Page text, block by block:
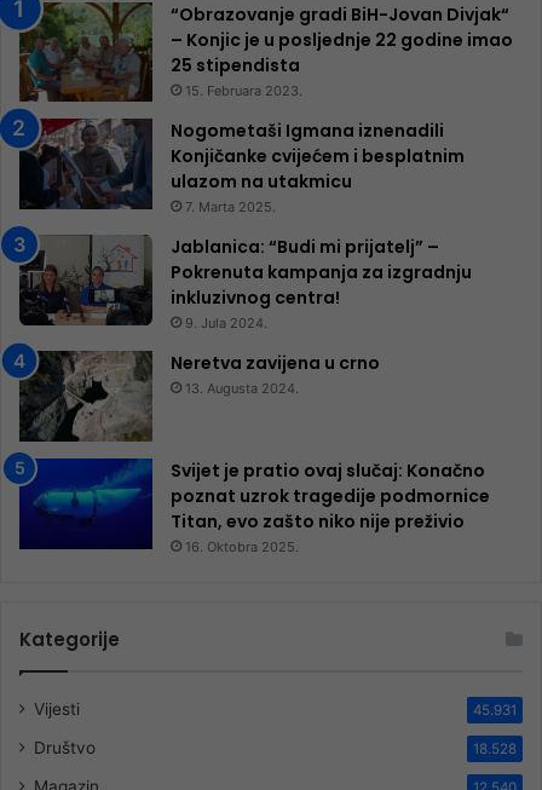
“Obrazovanje gradi BiH-Jovan Divjak“
– Konjic je u posljednje 22 godine imao
25 ​​stipendista
15. Februara 2023.
Nogometaši Igmana iznenadili
Konjičanke cvijećem i besplatnim
ulazom na utakmicu
7. Marta 2025.
Jablanica: “Budi mi prijatelj” –
Pokrenuta kampanja za izgradnju
inkluzivnog centra!
9. Jula 2024.
Neretva zavijena u crno
13. Augusta 2024.
Svijet je pratio ovaj slučaj: Konačno
poznat uzrok tragedije podmornice
Titan, evo zašto niko nije preživio
16. Oktobra 2025.
Kategorije
Vijesti 45.931
Društvo 18.528